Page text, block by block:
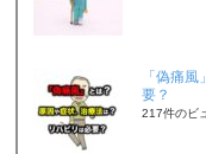
「偽痛
要？
217件のビ